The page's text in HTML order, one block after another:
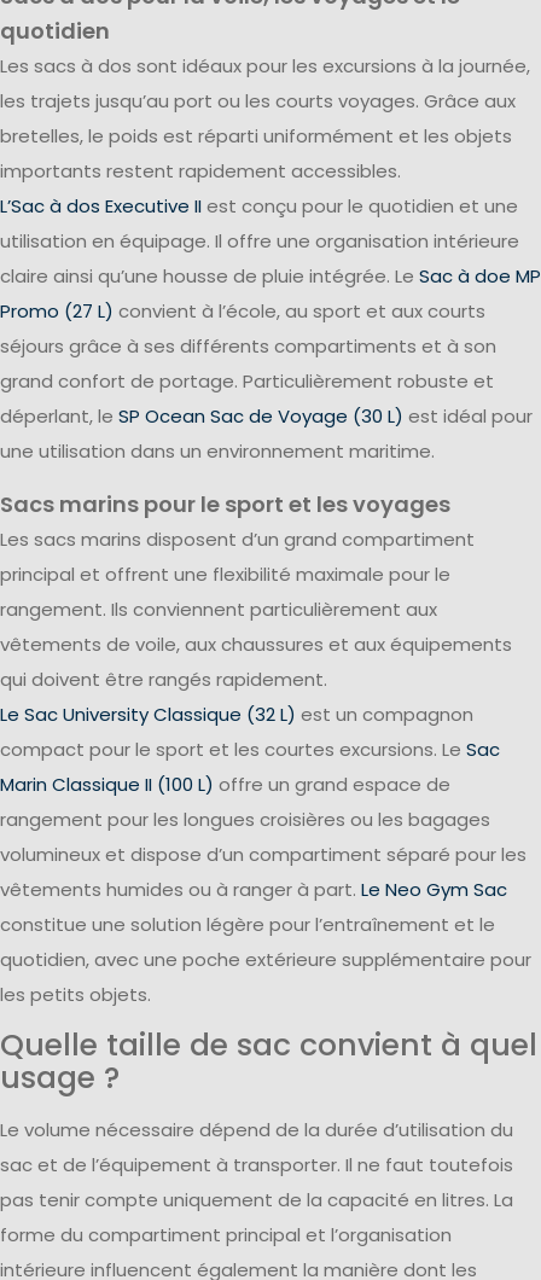
quotidien
Les sacs à dos sont idéaux pour les excursions à la journée,
les trajets jusqu’au port ou les courts voyages. Grâce aux
bretelles, le poids est réparti uniformément et les objets
importants restent rapidement accessibles.
L’Sac à dos Executive IIest conçu pour le quotidien et une
utilisation en équipage. Il offre une organisation intérieure
claire ainsi qu’une housse de pluie intégrée. Le Sac à doe MP
Promo (27 L) convient à l’école, au sport et aux courts
séjours grâce à ses différents compartiments et à son
grand confort de portage. Particulièrement robuste et
déperlant, le SP Ocean Sac de Voyage (30 L) est idéal pour
une utilisation dans un environnement maritime.
Sacs marins pour le sport et les voyages
Les sacs marins disposent d’un grand compartiment
principal et offrent une flexibilité maximale pour le
rangement. Ils conviennent particulièrement aux
vêtements de voile, aux chaussures et aux équipements
qui doivent être rangés rapidement.
Le Sac University Classique (32 L) est un compagnon
compact pour le sport et les courtes excursions. Le Sac
Marin Classique II (100 L) offre un grand espace de
rangement pour les longues croisières ou les bagages
volumineux et dispose d’un compartiment séparé pour les
vêtements humides ou à ranger à part. Le Neo Gym Sac
constitue une solution légère pour l’entraînement et le
quotidien, avec une poche extérieure supplémentaire pour
les petits objets.
Quelle taille de sac convient à quel
usage ?
Le volume nécessaire dépend de la durée d’utilisation du
sac et de l’équipement à transporter. Il ne faut toutefois
pas tenir compte uniquement de la capacité en litres. La
forme du compartiment principal et l’organisation
intérieure influencent également la manière dont les